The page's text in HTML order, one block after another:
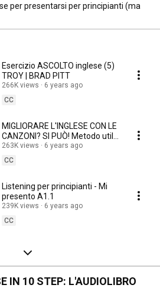
per presentarsi per principianti (ma
Esercizio ASCOLTO inglese (5)
TROY | BRAD PITT
266K views
6 years ago
CC
MIGLIORARE L'INGLESE CON LE
CANZONI? SI PUÒ! Metodo utile
e divertente!
263K views
6 years ago
CC
Listening per principianti - Mi
presento A1.1
239K views
6 years ago
CC
IN 10 STEP: L'AUDIOLIBRO